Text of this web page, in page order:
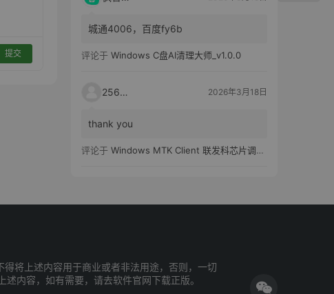
提交
城通4006，百度fy6b
评论于 Windows C盘AI清理大师_v1.0.0
25651 2026年3月18日
thank you
评论于 Windows MTK Client 联发科芯片调试工具_v2.01 汉化版
将上述内容用于商业或者非法用途，否则，一切
内容，如有需要，请去软件官网下载正版。